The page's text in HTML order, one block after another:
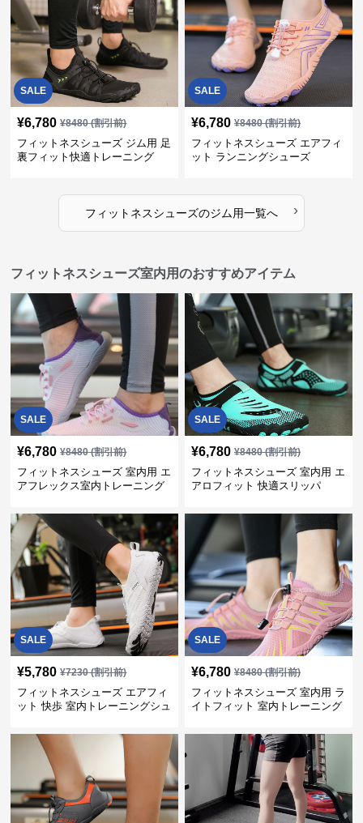
SALE
¥6,780 ¥8480(割引前)
フィットネスシューズ ジム用 足
裏フィット快適トレーニング
SALE
¥6,780 ¥8480(割引前)
フィットネスシューズ エアフィ
ット ランニングシューズ
フィットネスシューズのジム用一覧へ ›
フィットネスシューズ室内用のおすすめアイテム
SALE
¥6,780 ¥8480(割引前)
フィットネスシューズ 室内用 エ
アフレックス室内トレーニング
SALE
¥6,780 ¥8480(割引前)
フィットネスシューズ 室内用 エ
アロフィット 快適スリッパ
SALE
¥5,780 ¥7230(割引前)
フィットネスシューズ エアフィ
ット 快歩 室内トレーニングシュ
SALE
¥6,780 ¥8480(割引前)
フィットネスシューズ 室内用 ラ
イトフィット 室内トレーニング